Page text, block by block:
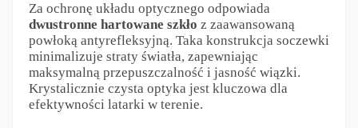
Za ochronę układu optycznego odpowiada
dwustronne hartowane szkło z zaawansowaną
powłoką antyrefleksyjną. Taka konstrukcja soczewki
minimalizuje straty światła, zapewniając
maksymalną przepuszczalność i jasność wiązki.
Krystalicznie czysta optyka jest kluczowa dla
efektywności latarki w terenie.